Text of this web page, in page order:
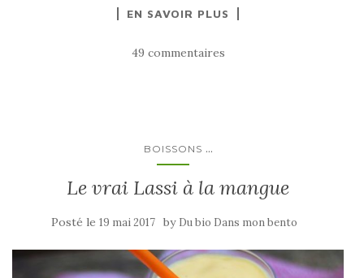
EN SAVOIR PLUS
49 commentaires
BOISSONS ...
Le vrai Lassi à la mangue
Posté le 19 mai 2017 by Du bio Dans mon bento